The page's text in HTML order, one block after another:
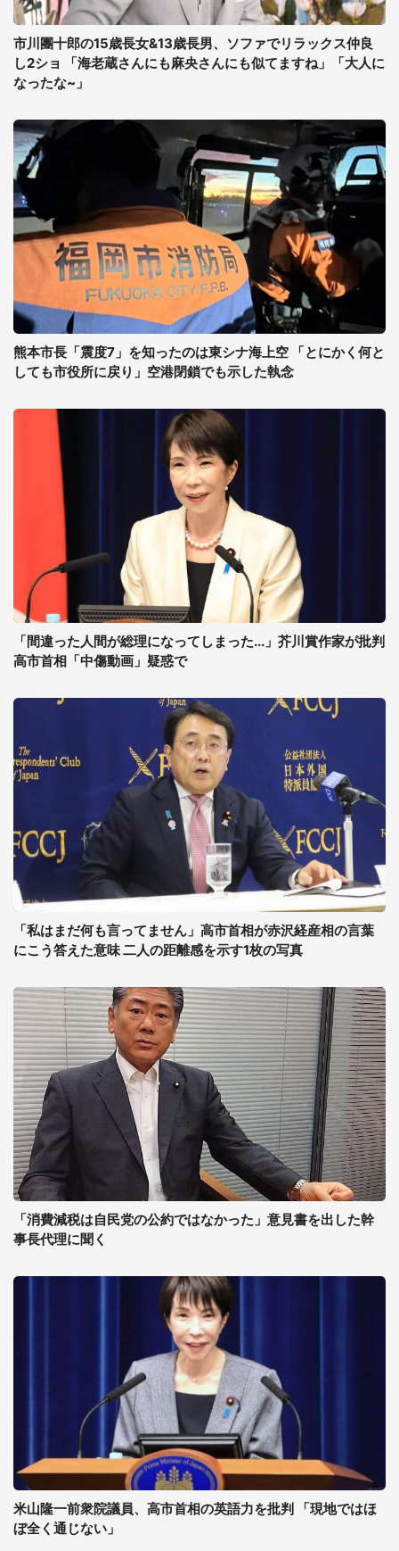
市川團十郎の15歳長女&13歳長男、ソファでリラックス仲良
し2ショ 「海老蔵さんにも麻央さんにも似てますね」「大人に
なったな~」
熊本市長「震度7」を知ったのは東シナ海上空 「とにかく何と
しても市役所に戻り」空港閉鎖でも示した執念
「間違った人間が総理になってしまった...」芥川賞作家が批判
高市首相「中傷動画」疑惑で
「私はまだ何も言ってません」高市首相が赤沢経産相の言葉
にこう答えた意味 二人の距離感を示す1枚の写真
「消費減税は自民党の公約ではなかった」意見書を出した幹
事長代理に聞く
米山隆一前衆院議員、高市首相の英語力を批判 「現地ではほ
ぼ全く通じない」